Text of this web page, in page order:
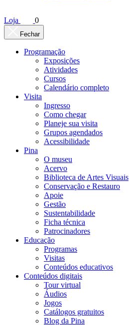
Loja 0
Fechar
Programação
Exposições
Atividades
Cursos
Calendário completo
Visita
Ingresso
Como chegar
Planeje sua visita
Grupos agendados
Acessibilidade
Pina
O museu
Acervo
Biblioteca de Artes Visuais
Conservação e Restauro
Apoie
Gestão
Sustentabilidade
Ficha técnica
Patrocinadores
Educação
Programas
Visitas
Conteúdos educativos​
Conteúdos digitais
Tour virtual
Áudios
Jogos
Catálogos gratuitos
Blog da Pina